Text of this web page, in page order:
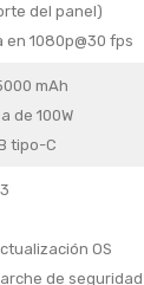
del panel)
en 1080p@30 fps
mAh
de 100W
tipo-C
OS
de seguridad